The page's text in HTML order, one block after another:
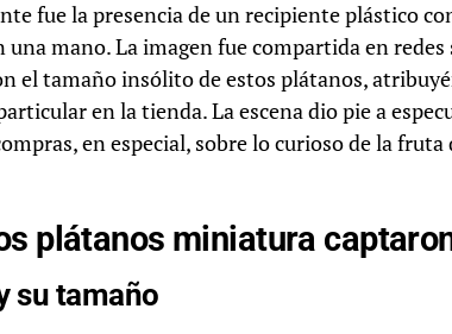
fue la presencia de un recipiente plástico
mano. La imagen fue compartida en redes
el tamaño insólito de estos plátanos,
en la tienda. La escena dio pie a
en especial, sobre lo curioso de la fruta
plátanos miniatura
su tamaño